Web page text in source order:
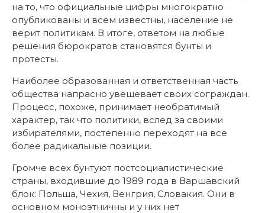
на то, что официальные цифры многократно
опубликованы и всем известны, население не
верит политикам. В итоге, ответом на любые
решения бюрократов становятся бунты и
протесты.
Наиболее образованная и ответственная часть
общества напрасно увещевает своих сограждан.
Процесс, похоже, принимает необратимый
характер, так что политики, вслед за своими
избирателями, постепенно переходят на все
более радикальные позиции.
Громче всех бунтуют постсоциалистические
страны, входившие до 1989 года в Варшавский
блок: Польша, Чехия, Венгрия, Словакия. Они в
основном моноэтничны и у них нет